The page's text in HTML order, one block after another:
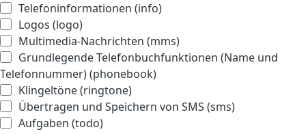
Telefoninformationen (info)
Logos (logo)
Multimedia-Nachrichten (mms)
Grundlegende Telefonbuchfunktionen (Name und
Telefonnummer) (phonebook)
Klingeltöne (ringtone)
Übertragen und Speichern von SMS (sms)
Aufgaben (todo)